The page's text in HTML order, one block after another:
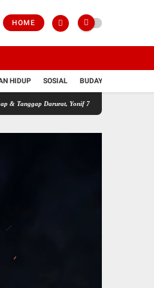
HOME
HIDUP SOSIAL BUDAYA
Darurat, Yonif 751/VJS Bantu Penanganan Warga